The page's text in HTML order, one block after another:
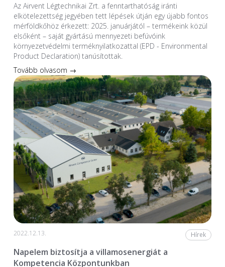
Az Airvent Légtechnikai Zrt. a fenntarthatóság iránti
elkötelezettség jegyében tett lépések útján egy újabb fontos
mérföldkőhöz érkezett: 2025. januárjától – termékeink közül
elsőként – saját gyártású mennyezeti befúvóink
környezetvédelmi terméknyilatkozattal (EPD - Environmental
Product Declaration) tanúsítottak.
Tovább olvasom →
2022.12.13. Hírek
Napelem biztosítja a villamosenergiát a
Kompetencia Központunkban